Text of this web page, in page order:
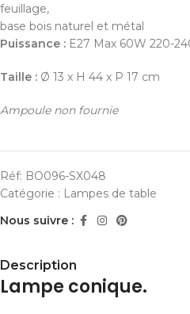
feuillage,
base bois naturel et métal
Puissance : E27 Max 60W 220-
Taille : Ø 13 x H 44 x P 17 cm
Ampoule non fournie
Réf: BO096-SX048
Catégorie : Lampes de table
Nous suivre :
Description
Lampe conique.